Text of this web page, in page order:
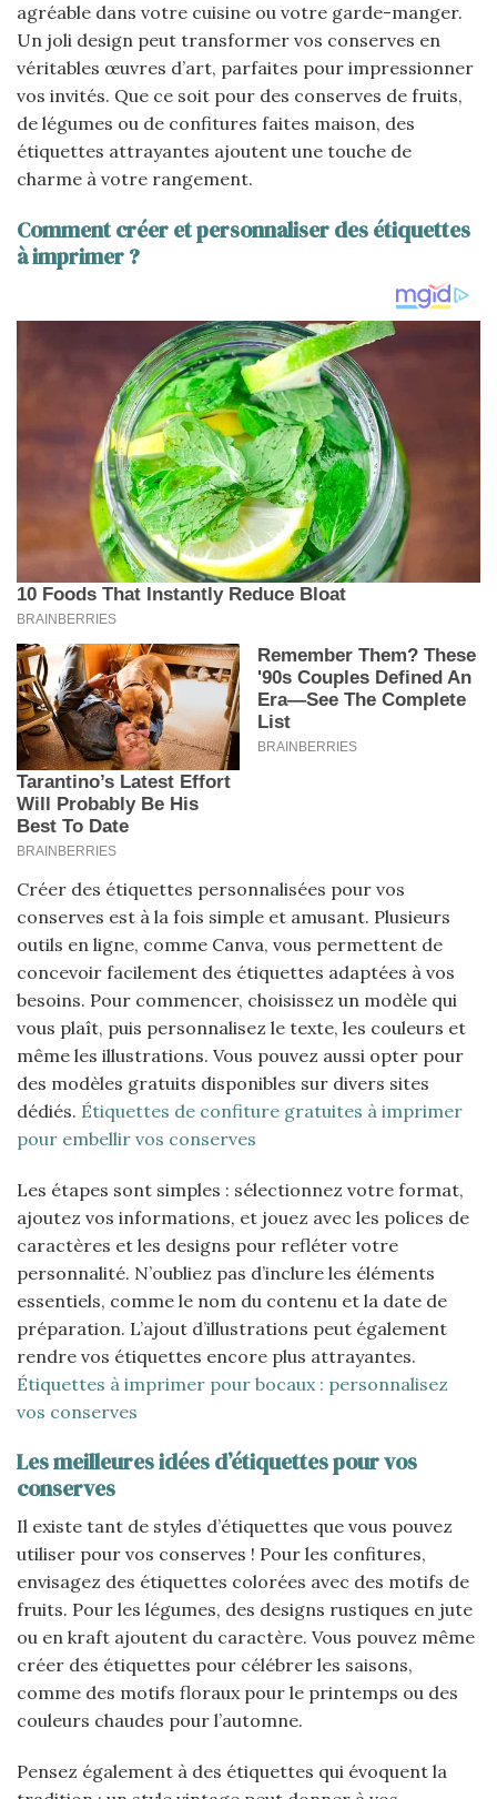
agréable dans votre cuisine ou votre garde-manger.
Un joli design peut transformer vos conserves en
véritables œuvres d’art, parfaites pour impressionner
vos invités. Que ce soit pour des conserves de fruits,
de légumes ou de confitures faites maison, des
étiquettes attrayantes ajoutent une touche de
charme à votre rangement.
Comment créer et personnaliser des étiquettes
à imprimer ?
Créer des étiquettes personnalisées pour vos
conserves est à la fois simple et amusant. Plusieurs
outils en ligne, comme Canva, vous permettent de
concevoir facilement des étiquettes adaptées à vos
besoins. Pour commencer, choisissez un modèle qui
vous plaît, puis personnalisez le texte, les couleurs et
même les illustrations. Vous pouvez aussi opter pour
des modèles gratuits disponibles sur divers sites
dédiés. Étiquettes de confiture gratuites à imprimer
pour embellir vos conserves
Les étapes sont simples : sélectionnez votre format,
ajoutez vos informations, et jouez avec les polices de
caractères et les designs pour refléter votre
personnalité. N’oubliez pas d’inclure les éléments
essentiels, comme le nom du contenu et la date de
préparation. L’ajout d’illustrations peut également
rendre vos étiquettes encore plus attrayantes.
Étiquettes à imprimer pour bocaux : personnalisez
vos conserves
Les meilleures idées d’étiquettes pour vos
conserves
Il existe tant de styles d’étiquettes que vous pouvez
utiliser pour vos conserves ! Pour les confitures,
envisagez des étiquettes colorées avec des motifs de
fruits. Pour les légumes, des designs rustiques en jute
ou en kraft ajoutent du caractère. Vous pouvez même
créer des étiquettes pour célébrer les saisons,
comme des motifs floraux pour le printemps ou des
couleurs chaudes pour l’automne.
Pensez également à des étiquettes qui évoquent la